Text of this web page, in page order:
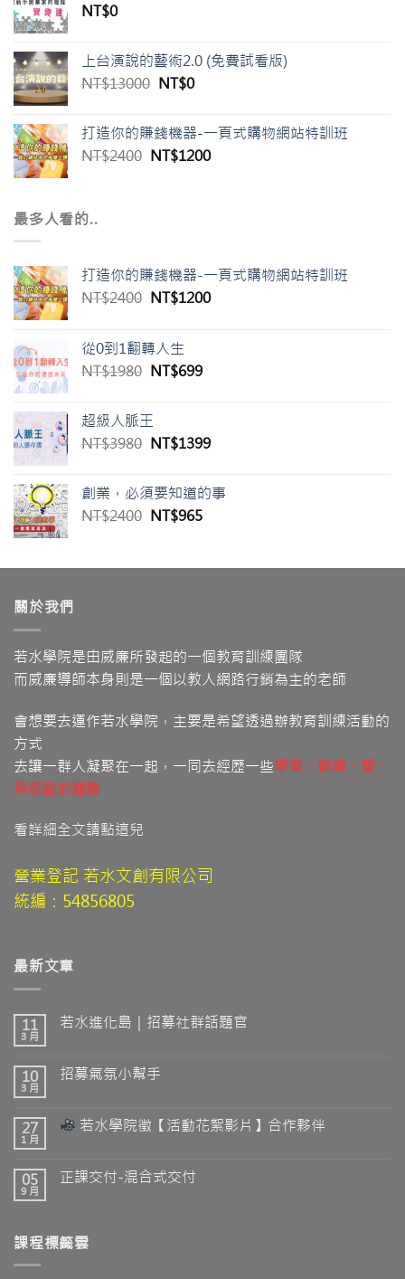
NT$0
上台演說的藝術2.0 (免費試看版)
NT$13000 NT$0
打造你的賺錢機器-一頁式購物網站特訓班
NT$2400 NT$1200
最多人看的..
打造你的賺錢機器-一頁式購物網站特訓班
NT$2400 NT$1200
從0到1翻轉人生
NT$1980 NT$699
超級人脈王
NT$3980 NT$1399
創業，必須要知道的事
NT$2400 NT$965
關於我們
若水學院是由威廉所發起的一個教育訓練團隊
而威廉導師本身則是一個以教人網路行銷為主的老師
會想要去運作若水學院，主要是希望透過辦教育訓練活動的
方式
去讓一群人凝聚在一起，一同去經歷一些學習 、歡樂、愛 、
與感動的體驗
看詳細全文請點這兒
營業登記 若水文創有限公司
統編：54856805
最新文章
11
3 月
若水進化島｜招募社群話題官
10
3 月
招募氣氛小幫手
27
1 月
若水學院徵【活動花絮影片】合作夥伴
05
9 月
正課交付-混合式交付
課程標籤雲